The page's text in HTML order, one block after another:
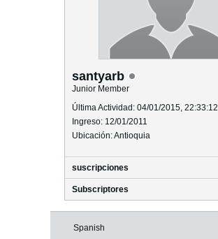
santyarb
Junior Member
Última Actividad: 04/01/2015, 22:33:12
Ingreso: 12/01/2011
Ubicación: Antioquia
suscripciones
Subscriptores
Spanish